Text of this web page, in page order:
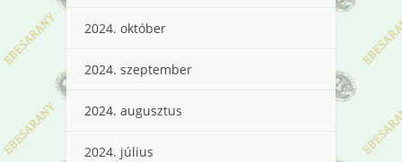
2024. október
2024. szeptember
2024. augusztus
2024. július